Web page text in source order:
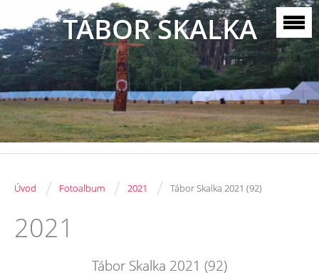
TÁBOR SKALKA
Úvod / Fotoalbum / 2021 / Tábor Skalka 2021 (92)
2021
Tábor Skalka 2021 (92)